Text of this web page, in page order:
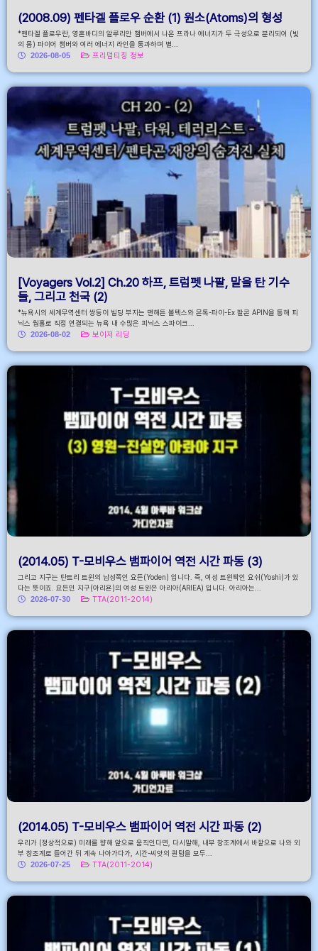
(2008.09) 펜타겔 플로우 순환 (1) 원소(Atoms)의 형성
*펜타겔 플로우란, 영혼바디의 알루리안 챔버에서 나온 프라나 에너지가 두 극성으로 분리되어 (빛
의 몸) 파이어 챔버와 여러 에너지 라인을 통과하며 별...
2026-08-05
프리덤티칭 정보
[Voyagers Vol.2] Ch.20 하프, 트럼펫 나팔, 말을 탄 기수
들, 그리고 천국 (2)
*뉴욕시의 세계무역센터 쌍둥이 빌딩 부지는 맨해튼 볼텍스와 몬톡-파이-Ex 팔콘 APIN을 통해 피
닉스 웜홀로 직접 연결되는 뉴욕 내 수많은 피닉스 스파이크...
2026-08-02
보이저 리딩
(2014.05) T-모비우스 뱀파이어 역전 시간 파동 (3)
그리고 지구는 탄트리 트윈의 남성쪽인 요든(Yoden) 입니다. 즉, 여성 트윈짝인 요쉬(Yoshi)가 있
다는 뜻이죠. 요든인 지구(아리욘)의 여성 트윈은 아리아(ARIEA) 입니다. 아리아는...
2026-07-30
TTA(2011-2014)
(2014.05) T-모비우스 뱀파이어 역전 시간 파동 (2)
우리가 (정상적으로) 미래를 향해 앞으로 움직인다면, 다시말해, 내부 창조계에서 바깥으로 나와 외
부 창조계로 들어간 뒤 계속 나아가다가, 시간-씨앗의 퀀텀을 모두...
2026-07-25
TTA(2011-2014)